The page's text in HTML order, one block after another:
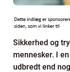
Sikkerhed og
mennesker. I
udbredt end